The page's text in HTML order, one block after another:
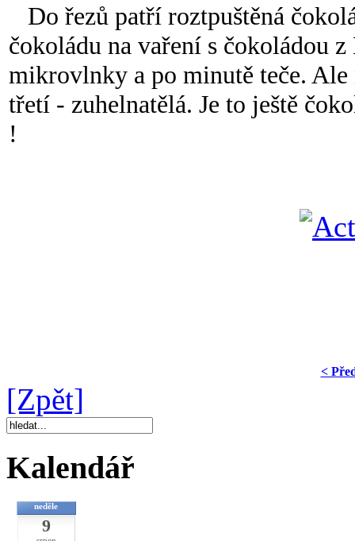
Do řezů patří roztpuštěná
čokoládu na vaření s čokoládou
mikrovlnky a po minutě teče.
třetí - zuhelnatělá. Je to ještě
!
<
[Zpět]
Kalendář
neděle
9